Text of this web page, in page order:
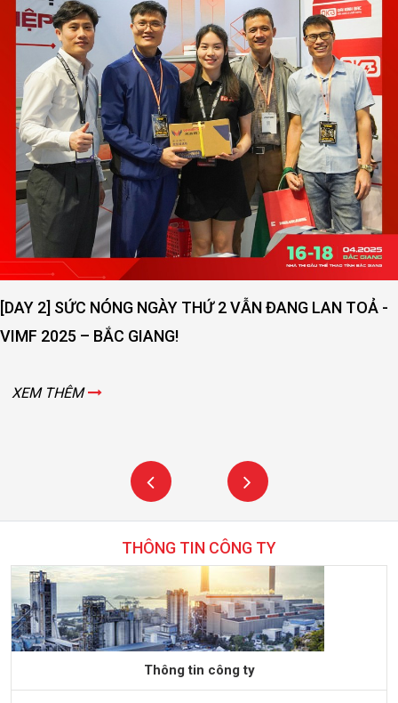
[DAY 2] SỨC NÓNG NGÀY THỨ 2 VẪN ĐANG LAN TOẢ -
VIMF 2025 – BẮC GIANG!
XEM THÊM
THÔNG TIN CÔNG TY
Thông tin công ty